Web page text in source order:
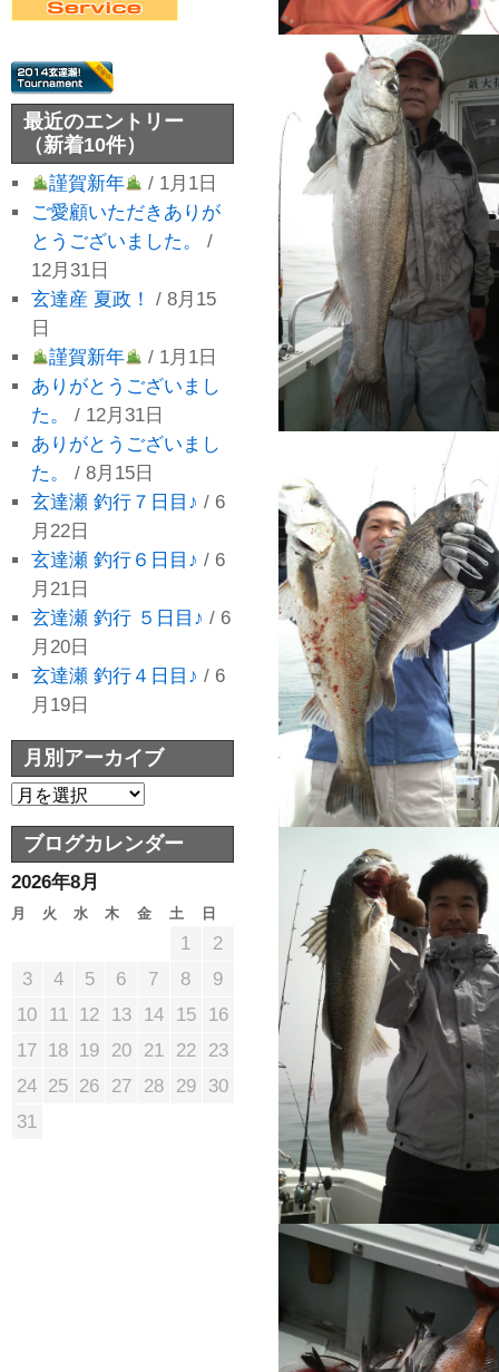
最近のエントリー
（新着10件）
謹賀新年
/ 1月1日
ご愛顧いただきありが
とうございました。
/
12月31日
玄達産 夏政！
/ 8月15
日
謹賀新年
/ 1月1日
ありがとうございまし
た。
/ 12月31日
ありがとうございまし
た。
/ 8月15日
玄達瀬 釣行７日目♪ / 6
月22日
玄達瀬 釣行６日目♪ / 6
月21日
玄達瀬 釣行 ５日目♪ / 6
月20日
玄達瀬 釣行４日目♪ / 6
月19日
月別アーカイブ
ブログカレンダー
2026年8月
月 火 水 木 金 土 日
1
2
3
4 5 6 7 8
9
10
11 12 13 14 15
16
17 18 19 20 21 22
23
24 25 26 27 28 29
30
31